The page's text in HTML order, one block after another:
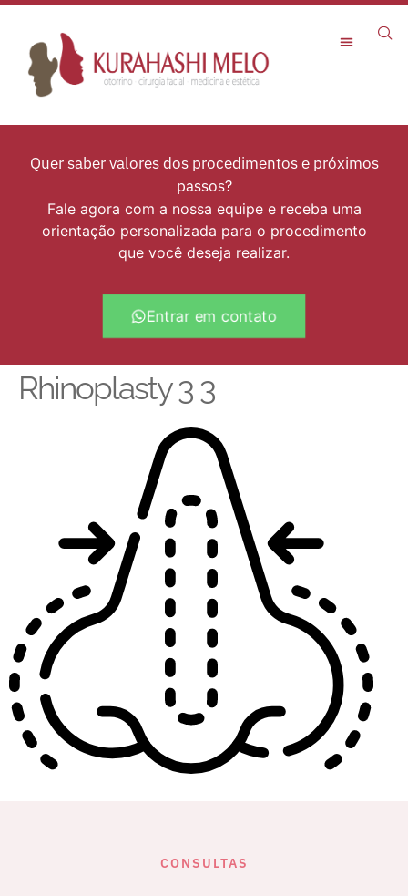
Quer saber valores dos procedimentos e próximos
passos?
Fale agora com a nossa equipe e receba uma
orientação personalizada para o procedimento
que você deseja realizar.
Entrar em contato
Rhinoplasty 3 3
CONSULTAS